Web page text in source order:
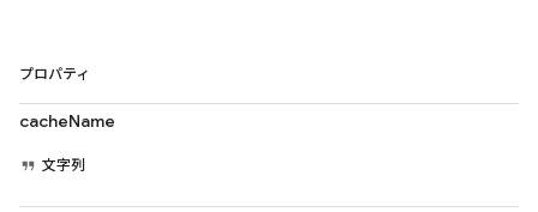
プロパティ
cacheName
文字列